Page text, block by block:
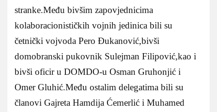
stranke.Među bivšim zapovjednicima
kolaboracionističkih vojnih jedinica bili su
četnički vojvoda Pero Đukanović,bivši
domobranski pukovnik Sulejman Filipović,kao i
bivši oficir u DOMDO-u Osman Gruhonjić i
Omer Gluhić.Među ostalim delegatima bili su
članovi Gajreta Hamdija Ćemerlić i Muhamed